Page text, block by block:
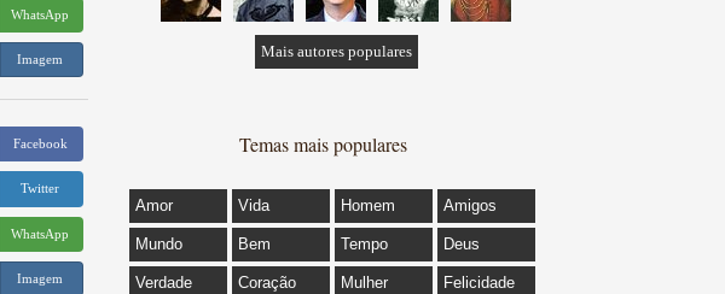
WhatsApp
Imagem
Facebook
Twitter
WhatsApp
Imagem
Mais autores populares
Temas mais populares
Amor Vida Homem Amigos
Mundo Bem Tempo Deus
Verdade Coração Mulher Felicidade